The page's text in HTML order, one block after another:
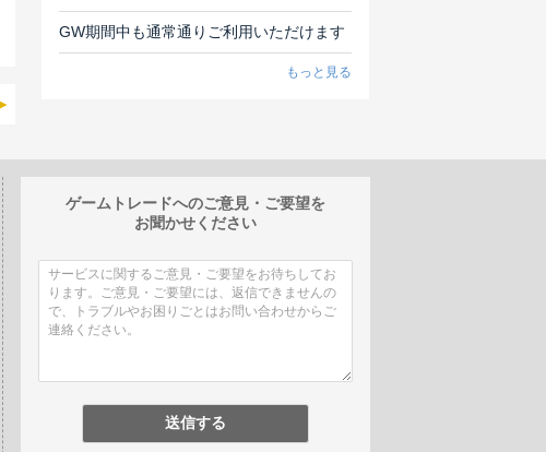
GW期間中も通常通りご利用いただけます
もっと見る
ゲームトレードへのご意見・ご要望を
お聞かせください